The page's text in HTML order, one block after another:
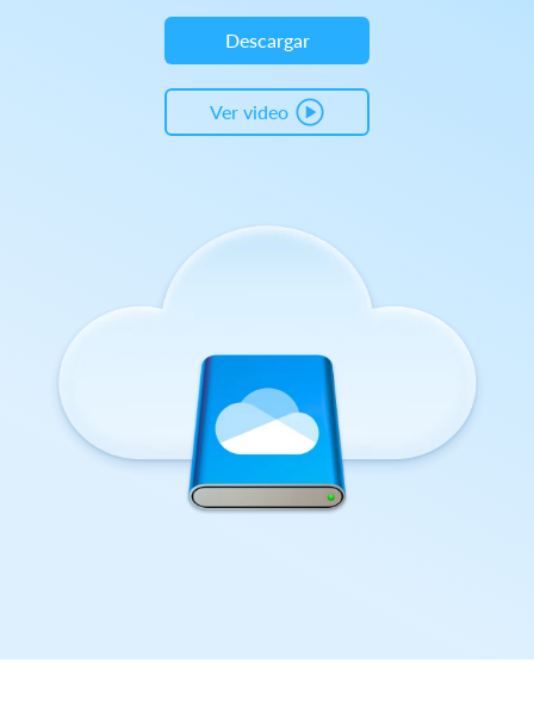
Descargar
Ver video